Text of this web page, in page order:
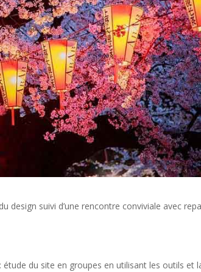
design suivi d’une rencontre conviviale avec
étude du site en groupes en utilisant les outils et